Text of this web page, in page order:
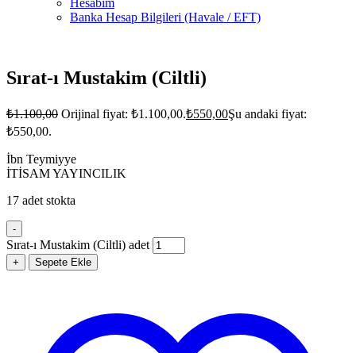
Hesabım
Banka Hesap Bilgileri (Havale / EFT)
Sırat-ı Mustakim (Ciltli)
₺1.100,00 Orijinal fiyat: ₺1.100,00.₺550,00Şu andaki fiyat:
₺550,00.
İbn Teymiyye
İTİSAM YAYINCILIK
17 adet stokta
-
Sırat-ı Mustakim (Ciltli) adet
+ Sepete Ekle